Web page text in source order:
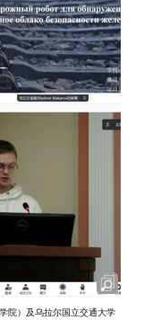
院）及乌拉尔国立交通大学